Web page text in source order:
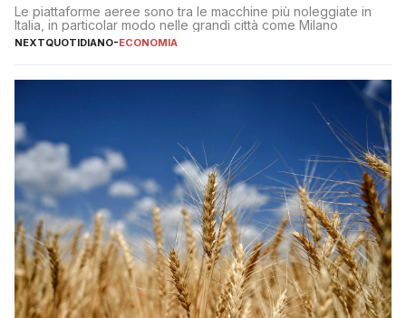
Le piattaforme aeree sono tra le macchine più noleggiate in
Italia, in particolar modo nelle grandi città come Milano
NEXTQUOTIDIANO-ECONOMIA